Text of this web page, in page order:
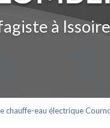
à Issoire
chauffe-eau électrique